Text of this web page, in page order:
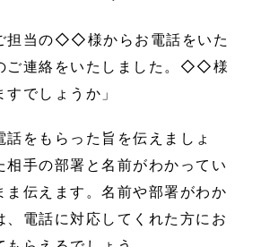
担当の◇◇様からお電話をいた
ご連絡をいたしました。◇◇様
でしょうか」
話をもらった旨を伝えましょ
相手の部署と名前がわかってい
ま伝えます。名前や部署がわか
、電話に対応してくれた方にお